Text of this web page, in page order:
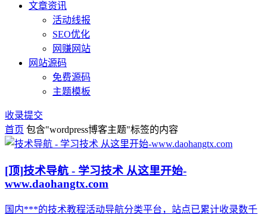
文章资讯
活动线报
SEO优化
网赚网站
网站源码
免费源码
主题模板
收录提交
首页 包含"wordpress博客主题"标签的内容
[顶]技术导航 - 学习技术 从这里开始-
www.daohangtx.com
国内***的技术教程活动导航分类平台，站点已累计收录数千